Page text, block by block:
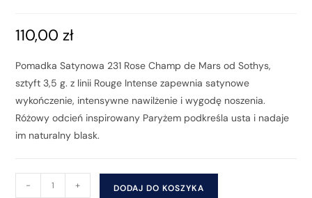
110,00zł
Pomadka Satynowa 231 Rose Champ de Mars od Sothys,
sztyft 3,5 g. z linii Rouge Intense zapewnia satynowe
wykończenie, intensywne nawilżenie i wygodę noszenia.
Różowy odcień inspirowany Paryżem podkreśla usta i nadaje
im naturalny blask.
- + DODAJ DO KOSZYKA